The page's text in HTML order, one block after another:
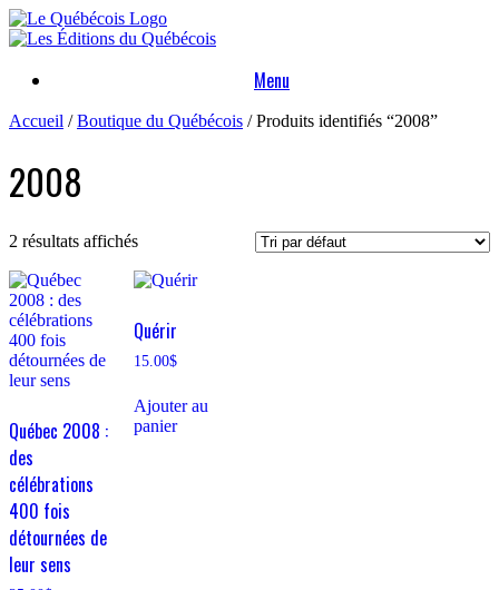
Skip
to
Menu
Accueil /Boutique du Québécois / Produits identifiés “2008”
2008
2 résultats affichés
Québec 2008 :
des
célébrations
400 fois
détournées de
leur sens
Quérir
15.00$
Ajouter au
panier